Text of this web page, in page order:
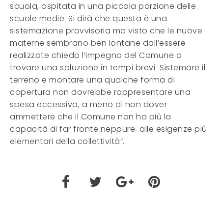
scuola, ospitata in una piccola porzione delle
scuole medie. Si dirà che questa è una
sistemazione provvisoria ma visto che le nuove
materne sembrano ben lontane dall’essere
realizzate chiedo l’impegno del Comune a
trovare una soluzione in tempi brevi Sistemare il
terreno e montare una qualche forma di
copertura non dovrebbe rappresentare una
spesa eccessiva, a meno di non dover
ammettere che il Comune non ha più la
capacità di far fronte neppure alle esigenze più
elementari della collettività”.